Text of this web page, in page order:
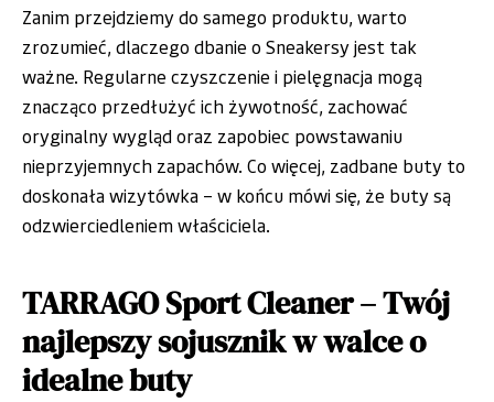
Zanim przejdziemy do samego produktu, warto
zrozumieć, dlaczego dbanie o Sneakersy jest tak
ważne. Regularne czyszczenie i pielęgnacja mogą
znacząco przedłużyć ich żywotność, zachować
oryginalny wygląd oraz zapobiec powstawaniu
nieprzyjemnych zapachów. Co więcej, zadbane buty to
doskonała wizytówka – w końcu mówi się, że buty są
odzwierciedleniem właściciela.
TARRAGO Sport Cleaner – Twój
najlepszy sojusznik w walce o
idealne buty